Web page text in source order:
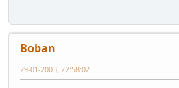
Boban
29-01-2003, 22:58:02